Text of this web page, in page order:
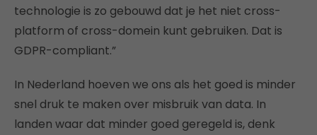
technologie is zo gebouwd dat je het niet cross-
platform of cross-domein kunt gebruiken. Dat is
GDPR-compliant.”
In Nederland hoeven we ons als het goed is minder
snel druk te maken over misbruik van data. In
landen waar dat minder goed geregeld is, denk